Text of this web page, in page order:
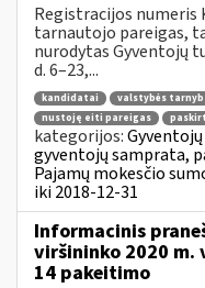
Registracijos numeris
tarnautojo pareigas,
nurodytas Gyventojų
d. 6–23,...
kandidatai valstybės
nustoję eiti pareigas
kategorijos:
gyventojų samprata,
Pajamų mokesčio
iki 2018-12-31
Informacinis
viršininko 2020 m.
14 pakeitimo